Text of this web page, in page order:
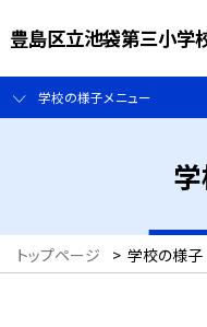
豊島区立池袋第三小学
学校の様子メニュー
トップページ > 学校の様子